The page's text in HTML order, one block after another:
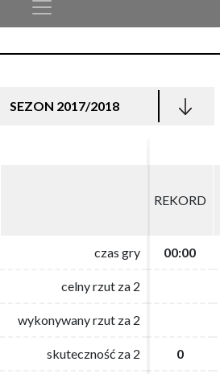
SEZON 2017/2018
REKORD
czas gry 00:00
celny rzut za 2
wykonywany rzut za 2
skuteczność za 2 0
REKORD
czas gry 00:00
celny rzut za 2
wykonywany rzut za 2
skuteczność za 2 0